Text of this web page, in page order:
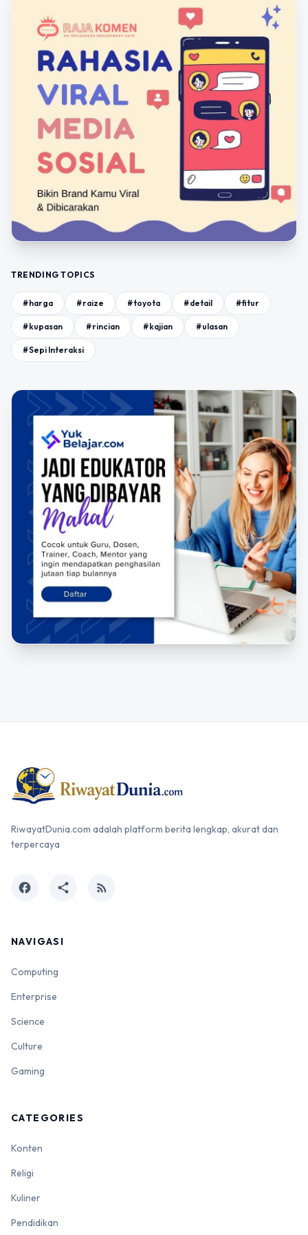
TRENDING TOPICS
#harga #raize #toyota #detail #fitur
#kupasan #rincian #kajian #ulasan
#Sepi Interaksi
RiwayatDunia.com adalah platform berita lengkap, akurat dan
terpercaya
facebook share rss_feed
NAVIGASI
Computing
Enterprise
Science
Culture
Gaming
CATEGORIES
Konten
Religi
Kuliner
Pendidikan